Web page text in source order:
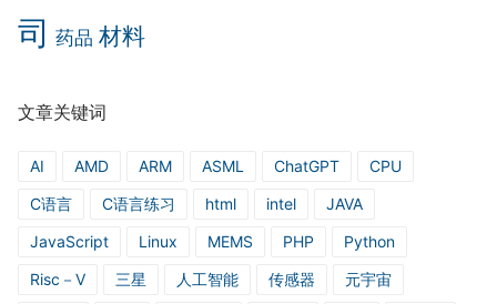
司 药品 材料
文章关键词
AI AMD ARM ASML ChatGPT
CPU
C语言
C语言练习 html intel
JAVA
JavaScript
Linux MEMS PHP
Python
Risc－V
三星 人工智能 传感器
元宇宙